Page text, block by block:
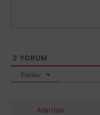
2 YORUM
Eskiler
Ataritalı